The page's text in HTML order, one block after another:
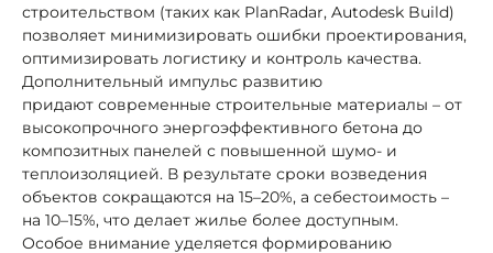
строительством (таких как PlanRadar, Autodesk Build)
позволяет минимизировать ошибки проектирования,
оптимизировать логистику и контроль качества.
Дополнительный импульс развитию
придают современные строительные материалы – от
высокопрочного энергоэффективного бетона до
композитных панелей с повышенной шумо- и
теплоизоляцией. В результате сроки возведения
объектов сокращаются на 15–20%, а себестоимость –
на 10–15%, что делает жилье более доступным.
Особое внимание уделяется формированию